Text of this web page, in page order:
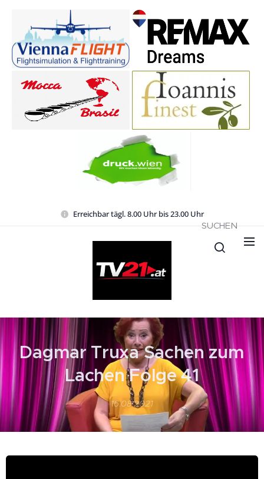
Erreichbar tägl. 8.00 Uhr bis 23.00 Uhr
SUCHEN
Dagmar Truxa Sachen zum
Lachen Folge 41
16.08.2021